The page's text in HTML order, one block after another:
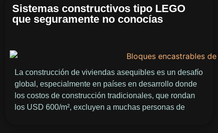
Sistemas constructivos tipo LEGO
que seguramente no conocías
La construcción de viviendas asequibles es un desafío
global, especialmente en países en desarrollo donde
los costos de construcción tradicionales, que rondan
los USD 600/m², excluyen a muchas personas de